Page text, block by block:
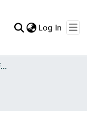
Log In
Archivo del Patrimonio Fotográfico y Fílmico del Valle del Cauca